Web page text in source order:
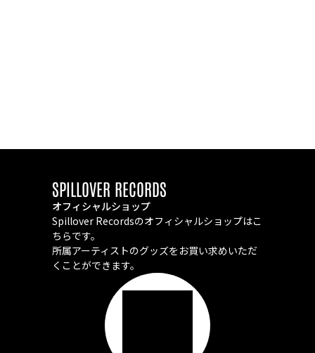
SPILLOVER RECORDS
オフィシャルショップ
Spillover Recordsのオフィシャルショップはこ
ちらです。
所属アーティストのグッズをお買い求めいただ
くことができます。